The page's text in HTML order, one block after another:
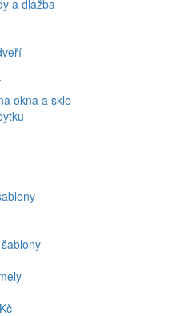
a dlažba
okna a sklo